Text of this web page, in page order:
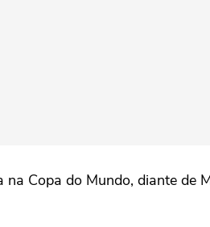
Copa do Mundo, diante de